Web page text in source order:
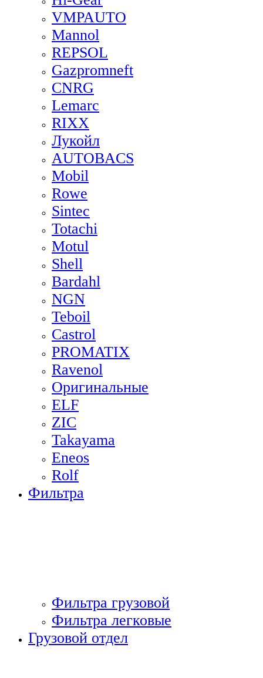
VMPAUTO
Mannol
REPSOL
Gazpromneft
CNRG
Lemarc
RIXX
Лукойл
AUTOBACS
Mobil
Rowe
Sintec
Totachi
Motul
Shell
Bardahl
NGN
Teboil
Castrol
PROMATIX
Ravenol
Оригинальные
ELF
ZIC
Takayama
Eneos
Rolf
Фильтра
Фильтра грузовой
Фильтра легковые
Грузовой отдел